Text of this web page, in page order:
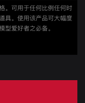
。可用于任何比例任何时
具。使用该产品可大幅度
型爱好者之必备。